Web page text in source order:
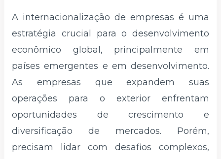
A internacionalização de empresas é uma
estratégia crucial para o desenvolvimento
econômico global, principalmente em
países emergentes e em desenvolvimento.
As empresas que expandem suas
operações para o exterior enfrentam
oportunidades de crescimento e
diversificação de mercados. Porém,
precisam lidar com desafios complexos,